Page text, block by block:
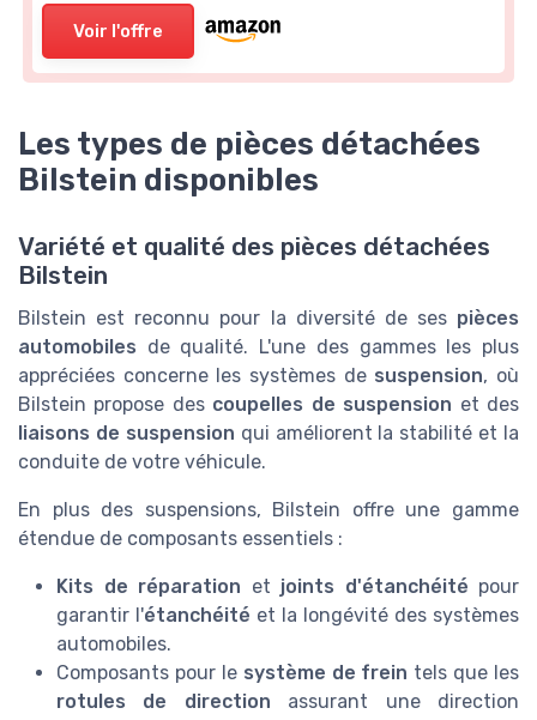
Voir l'offre
Les types de pièces détachées
Bilstein disponibles
Variété et qualité des pièces détachées
Bilstein
Bilstein est reconnu pour la diversité de ses pièces
automobiles de qualité. L'une des gammes les plus
appréciées concerne les systèmes de suspension, où
Bilstein propose des coupelles de suspension et des
liaisons de suspension qui améliorent la stabilité et la
conduite de votre véhicule.
En plus des suspensions, Bilstein offre une gamme
étendue de composants essentiels :
Kits de réparation et joints d'étanchéité pour
garantir l'étanchéité et la longévité des systèmes
automobiles.
Composants pour le système de frein tels que les
rotules de direction assurant une direction